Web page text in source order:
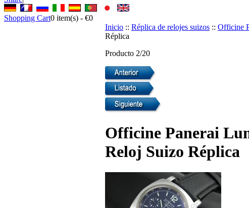
Shopping Cart0 item(s) - €0
Inicio :: Réplica de relojes suizos :: Officine
Réplica
Producto 2/20
Officine Panerai
Reloj Suizo Réplica